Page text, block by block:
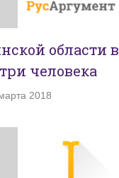
области
человека
2018